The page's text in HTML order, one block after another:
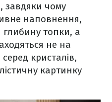
завдяки чому
наповнення,
глибину топки, а
не на
серед кристалів,
картинку